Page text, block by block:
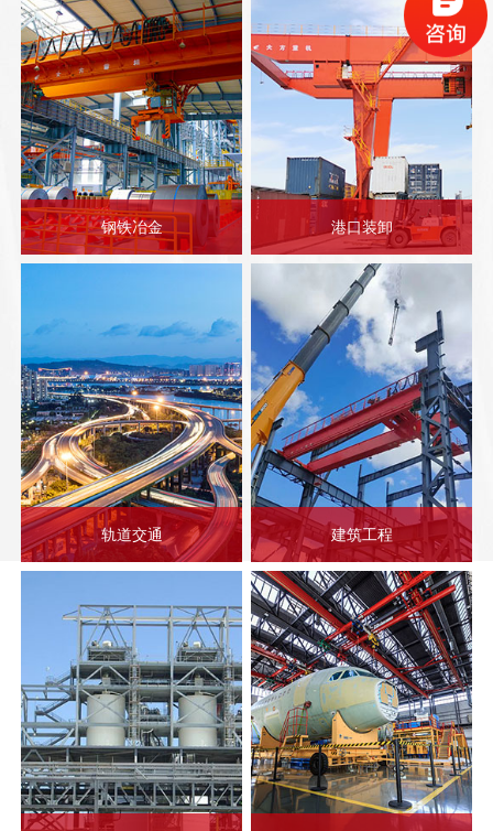
钢铁冶金 港口装卸
轨道交通 建筑工程